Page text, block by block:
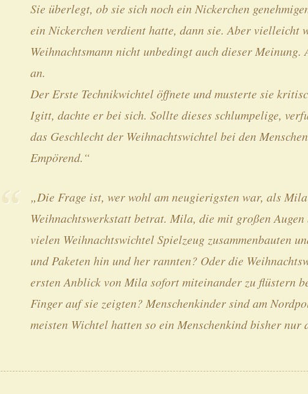
Sie überlegt, ob sie sich noch ein Nickerchen
ein Nickerchen verdient hatte, dann sie. Aber vielleicht
Weihnachtsmann nicht unbedingt auch dieser
an.
Der Erste Technikwichtel öffnete und musterte sie
Igitt, dachte er bei sich. Sollte dieses schlumpelige,
das Geschlecht der Weihnachtswichtel bei den
Empörend.“
„Die Frage ist, wer wohl am neugierigsten war, als
Weihnachtswerkstatt betrat. Mila, die mit großen
vielen Weihnachtswichtel Spielzeug zusammenbauten
und Paketen hin und her rannten? Oder die
ersten Anblick von Mila sofort miteinander zu flüstern
Finger auf sie zeigten? Menschenkinder sind am
meisten Wichtel hatten so ein Menschenkind bisher nur